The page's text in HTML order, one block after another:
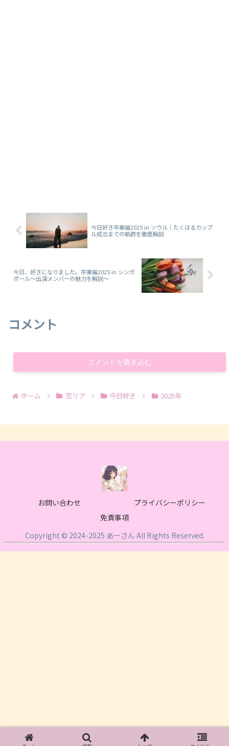
今日好き卒業編2025 in ソウル｜たくはるカップ
ル成立までの軌跡を徹底解説
今日、好きになりました。卒業編2025 in シンガ
ポール～出演メンバーの魅力を解説～
コメント
コメントを書き込む
ホーム 恋リア 今日好き 2025年
お問い合わせ
プライバシーポリシー
免責事項
Copyright © 2024-2025 あーさん All Rights Reserved.